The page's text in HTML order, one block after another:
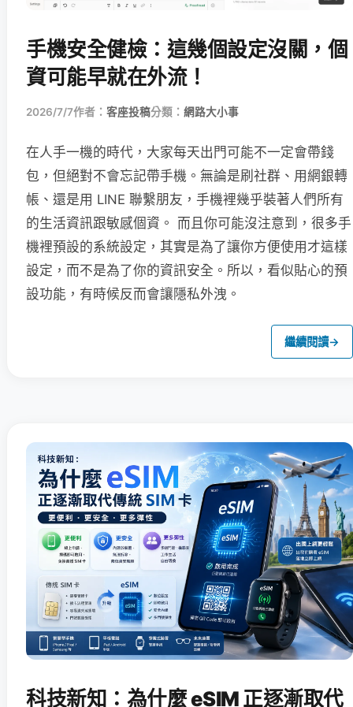
手機安全健檢：這幾個設定沒關，個
資可能早就在外流！
2026/7/7作者： 客座投稿分類： 網路大小事
在人手一機的時代，大家每天出門可能不一定會帶錢
包，但絕對不會忘記帶手機。無論是刷社群、用網銀轉
帳、還是用 LINE 聯繫朋友，手機裡幾乎裝著人們所有
的生活資訊跟敏感個資。 而且你可能沒注意到，很多手
機裡預設的系統設定，其實是為了讓你方便使用才這樣
設定，而不是為了你的資訊安全。所以，看似貼心的預
設功能，有時候反而會讓隱私外洩。
繼續閱讀→
科技新知：為什麼 eSIM 正逐漸取代